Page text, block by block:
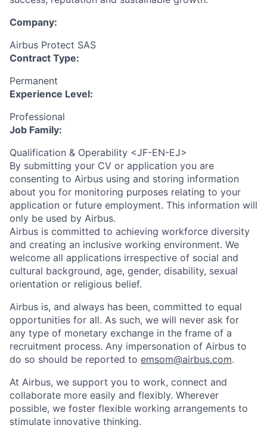
Company:
Airbus Protect SAS
Contract Type:
Permanent
Experience Level:
Professional
Job Family:
Qualification & Operability <JF-EN-EJ>
By submitting your CV or application you are
consenting to Airbus using and storing information
about you for monitoring purposes relating to your
application or future employment. This information will
only be used by Airbus.
Airbus is committed to achieving workforce diversity
and creating an inclusive working environment. We
welcome all applications irrespective of social and
cultural background, age, gender, disability, sexual
orientation or religious belief.
Airbus is, and always has been, committed to equal
opportunities for all. As such, we will never ask for
any type of monetary exchange in the frame of a
recruitment process. Any impersonation of Airbus to
do so should be reported to emsom@airbus.com.
At Airbus, we support you to work, connect and
collaborate more easily and flexibly. Wherever
possible, we foster flexible working arrangements to
stimulate innovative thinking.